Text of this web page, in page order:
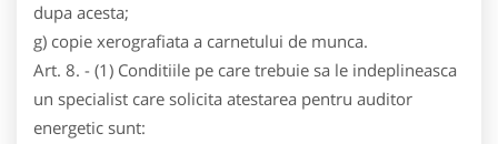
dupa acesta;
g) copie xerografiata a carnetului de munca.
Art. 8. - (1) Conditiile pe care trebuie sa le indeplineasca
un specialist care solicita atestarea pentru auditor
energetic sunt: